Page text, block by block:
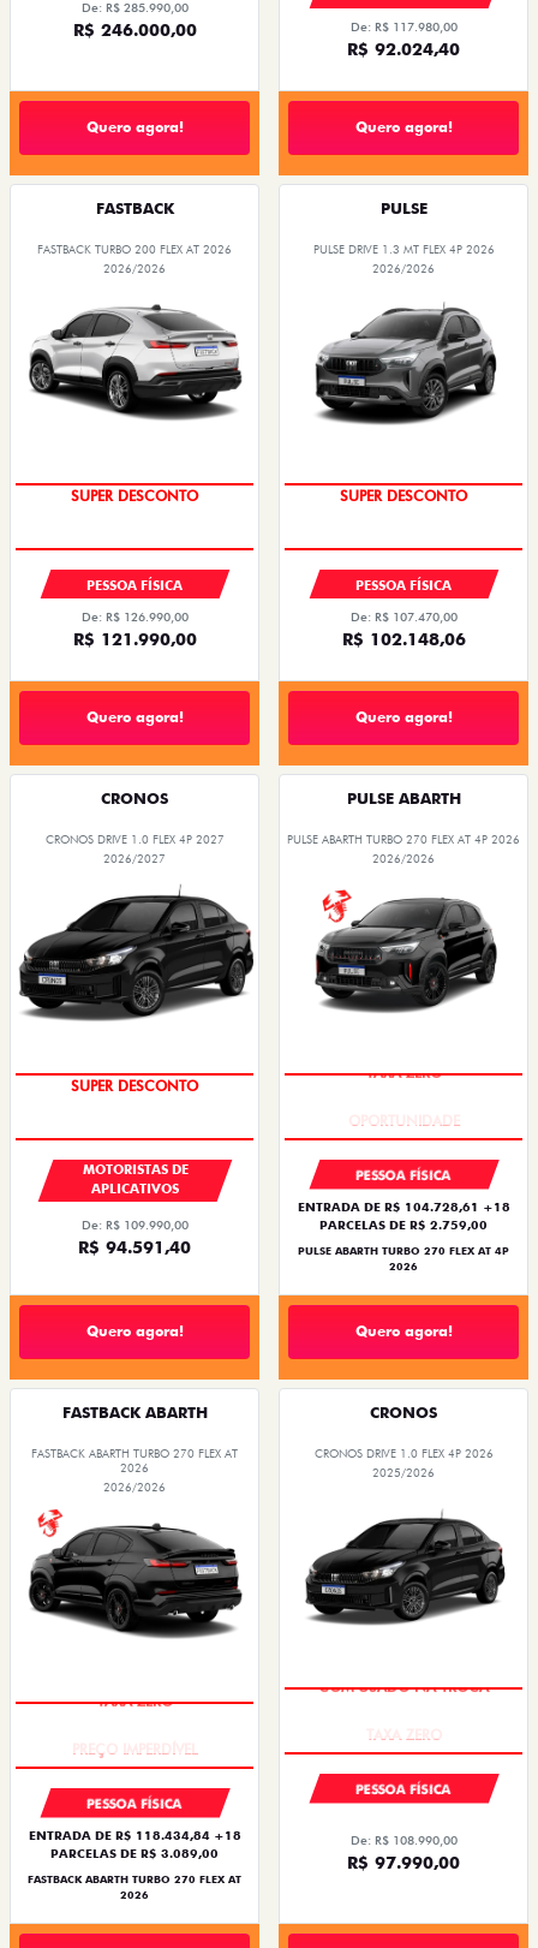
De: R$ 285.990,00
R$ 246.000,00
Quero agora!
De: R$ 117.980,00
R$ 92.024,40
Quero agora!
FASTBACK
FASTBACK TURBO 200 FLEX AT 2026
2026/2026
SUPER DESCONTO
PESSOA FÍSICA
De: R$ 126.990,00
R$ 121.990,00
Quero agora!
PULSE
PULSE DRIVE 1.3 MT FLEX 4P 2026
2026/2026
SUPER DESCONTO
PESSOA FÍSICA
De: R$ 107.470,00
R$ 102.148,06
Quero agora!
CRONOS
CRONOS DRIVE 1.0 FLEX 4P 2027
2026/2027
SUPER DESCONTO
MOTORISTAS DE
APLICATIVOS
De: R$ 109.990,00
R$ 94.591,40
Quero agora!
PULSE ABARTH
PULSE ABARTH TURBO 270 FLEX AT 4P 2026
2026/2026
PESSOA FÍSICA
ENTRADA DE R$ 104.728,61 +18
PARCELAS DE R$ 2.759,00
PULSE ABARTH TURBO 270 FLEX AT 4P
2026
Quero agora!
FASTBACK ABARTH
FASTBACK ABARTH TURBO 270 FLEX AT
2026
2026/2026
PESSOA FÍSICA
ENTRADA DE R$ 118.434,84 +18
PARCELAS DE R$ 3.089,00
FASTBACK ABARTH TURBO 270 FLEX AT
2026
CRONOS
CRONOS DRIVE 1.0 FLEX 4P 2026
2025/2026
PESSOA FÍSICA
De: R$ 108.990,00
R$ 97.990,00